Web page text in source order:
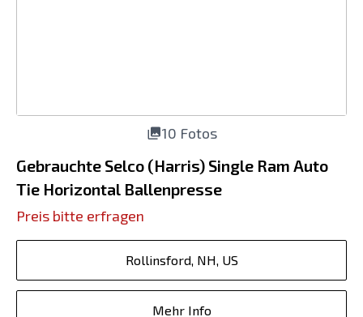
10 Fotos
Gebrauchte Selco (Harris) Single Ram Auto
Tie Horizontal Ballenpresse
Preis bitte erfragen
Rollinsford, NH, US
Mehr Info